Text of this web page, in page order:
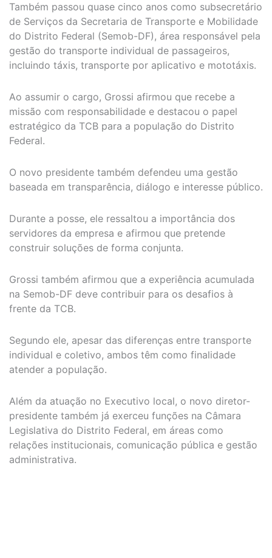
Também passou quase cinco anos como subsecretário
de Serviços da Secretaria de Transporte e Mobilidade
do Distrito Federal (Semob-DF), área responsável pela
gestão do transporte individual de passageiros,
incluindo táxis, transporte por aplicativo e mototáxis.
Ao assumir o cargo, Grossi afirmou que recebe a
missão com responsabilidade e destacou o papel
estratégico da TCB para a população do Distrito
Federal.
O novo presidente também defendeu uma gestão
baseada em transparência, diálogo e interesse público.
Durante a posse, ele ressaltou a importância dos
servidores da empresa e afirmou que pretende
construir soluções de forma conjunta.
Grossi também afirmou que a experiência acumulada
na Semob-DF deve contribuir para os desafios à
frente da TCB.
Segundo ele, apesar das diferenças entre transporte
individual e coletivo, ambos têm como finalidade
atender a população.
Além da atuação no Executivo local, o novo diretor-
presidente também já exerceu funções na Câmara
Legislativa do Distrito Federal, em áreas como
relações institucionais, comunicação pública e gestão
administrativa.